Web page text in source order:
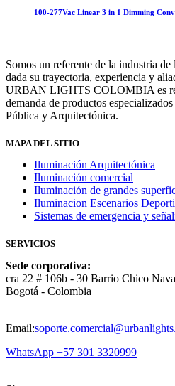
100-277Vac Linear 3 in 1 Dimming
Somos un referente de la industria
dada su trayectoria, experiencia y
URBAN LIGHTS COLOMBIA es
demanda de productos
Pública y Arquitectónica.
MAPA DEL SITIO
Iluminación Arquitectónica
Iluminación comercial
Iluminación de grandes
Iluminacion Escenarios
Sistemas de emergencia y
SERVICIOS
Sede corporativa:
cra 22 # 106b - 30 Barrio Chico
Bogotá - Colombia
Email:
WhatsApp +57 301 3320999